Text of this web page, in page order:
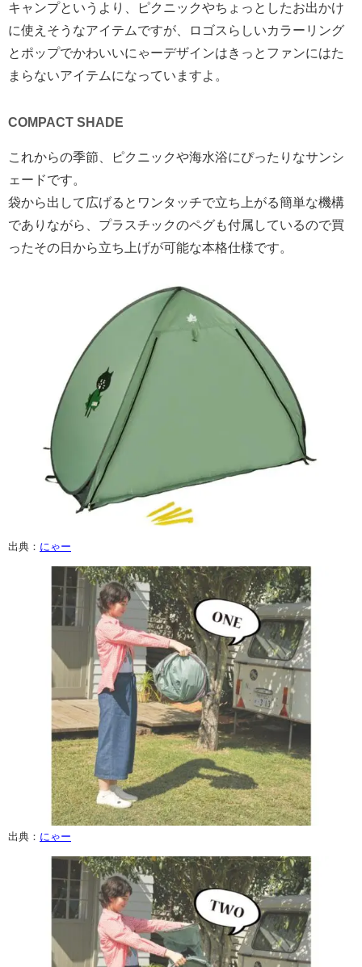
キャンプというより、ピクニックやちょっとしたお出かけ
に使えそうなアイテムですが、ロゴスらしいカラーリング
とポップでかわいいにゃーデザインはきっとファンにはた
まらないアイテムになっていますよ。
COMPACT SHADE
これからの季節、ピクニックや海水浴にぴったりなサンシ
ェードです。
袋から出して広げるとワンタッチで立ち上がる簡単な機構
でありながら、プラスチックのペグも付属しているので買
ったその日から立ち上げが可能な本格仕様です。
出典： にゃー
出典： にゃー